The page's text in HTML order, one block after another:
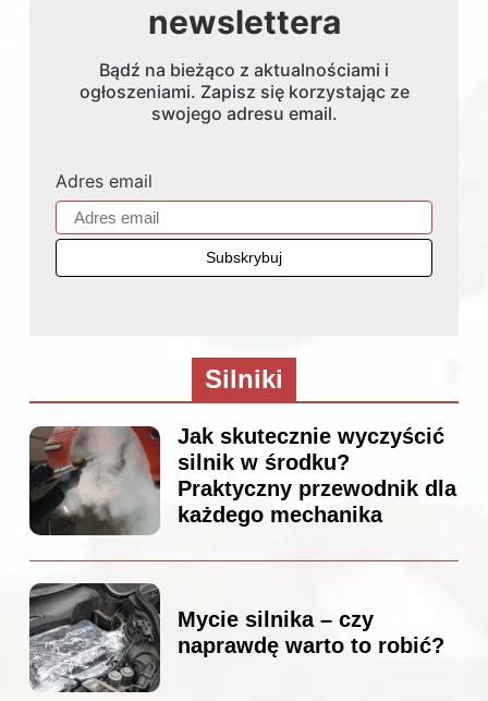
newslettera
Bądź na bieżąco z aktualnościami i
ogłoszeniami. Zapisz się korzystając ze
swojego adresu email.
Adres email
Silniki
Jak skutecznie wyczyścić
silnik w środku?
Praktyczny przewodnik dla
każdego mechanika
Mycie silnika – czy
naprawdę warto to robić?